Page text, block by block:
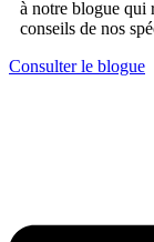
à notre blogue qui
conseils de nos
Consulter le blogue